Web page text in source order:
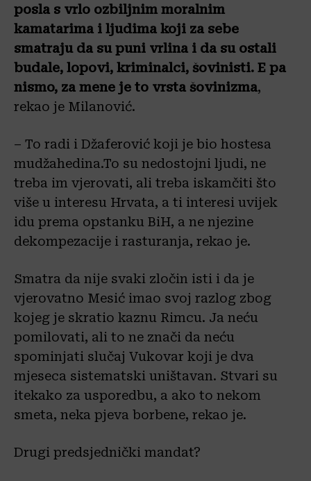
posla s vrlo ozbiljnim moralnim
kamatarima i ljudima koji za sebe
smatraju da su puni vrlina i da su ostali
budale, lopovi, kriminalci, šovinisti. E pa
nismo, za mene je to vrsta šovinizma,
rekao je Milanović.
– To radi i Džaferović koji je bio hostesa
mudžahedina.To su nedostojni ljudi, ne
treba im vjerovati, ali treba iskamčiti što
više u interesu Hrvata, a ti interesi uvijek
idu prema opstanku BiH, a ne njezine
dekompezacije i rasturanja, rekao je.
Smatra da nije svaki zločin isti i da je
vjerovatno Mesić imao svoj razlog zbog
kojeg je skratio kaznu Rimcu. Ja neću
pomilovati, ali to ne znači da neću
spominjati slučaj Vukovar koji je dva
mjeseca sistematski uništavan. Stvari su
itekako za usporedbu, a ako to nekom
smeta, neka pjeva borbene, rekao je.
Drugi predsjednički mandat?